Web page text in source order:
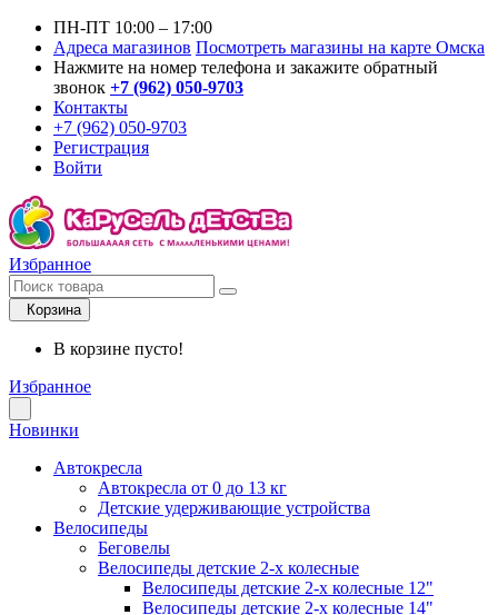
ПН-ПТ 10:00 – 17:00
Адреса магазинов Посмотреть магазины на карте Омска
Нажмите на номер телефона и закажите обратный
звонок +7 (962) 050-9703
Контакты
+7 (962) 050-9703
Регистрация
Войти
Избранное
Корзина
В корзине пусто!
Избранное
Новинки
Автокресла
Автокресла от 0 до 13 кг
Детские удерживающие устройства
Велосипеды
Беговелы
Велосипеды детские 2-х колесные
Велосипеды детские 2-х колесные 12"
Велосипеды детские 2-х колесные 14"